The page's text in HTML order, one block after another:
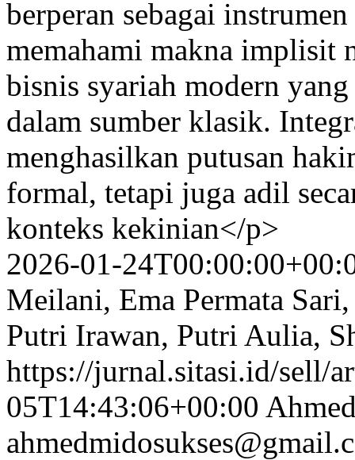
berperan sebagai
memahami makna implisit
bisnis syariah modern
dalam sumber klasik.
menghasilkan putusan
formal, tetapi juga adil
konteks kekinian</p>
2026-01-
Meilani, Ema Permata
Putri Irawan, Putri Aulia,
https://jurnal.sitasi.id/sell/
05T14:43:06+00:00